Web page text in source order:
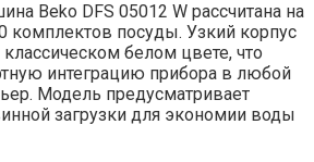
Beko DFS 05012 W рассчитана на
комплектов посуды. Узкий корпус
белом цвете, что
интеграцию прибора в любой
Модель предусматривает
загрузки для экономии воды